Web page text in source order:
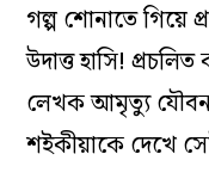
গল্প শোনাতে গিয়ে
উদাত্ত হাসি!
লেখক আমৃত্যু যৌবন-
শইকীয়াকে দেখে